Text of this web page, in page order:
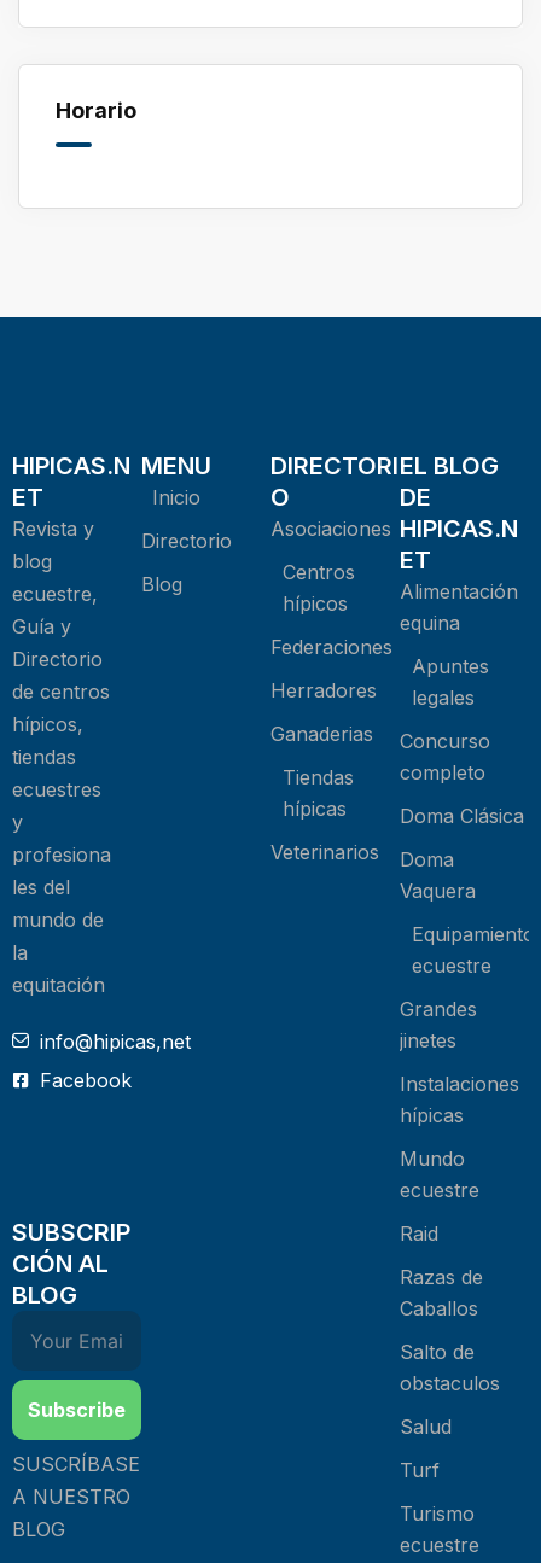
Horario
HIPICAS.N
ET
Revista y
blog
ecuestre,
Guía y
Directorio
de centros
hípicos,
tiendas
ecuestres
y
profesiona
les del
mundo de
la
equitación
info@hipicas,net
Facebook
SUBSCRIP
CIÓN AL
BLOG
Subscribe
SUSCRÍBASE
A NUESTRO
BLOG
MENU
Inicio
Directorio
Blog
DIRECTORI
O
Asociaciones
Centros
hípicos
Federaciones
Herradores
Ganaderias
Tiendas
hípicas
Veterinarios
EL BLOG
DE
HIPICAS.N
ET
Alimentación
equina
Apuntes
legales
Concurso
completo
Doma Clásica
Doma
Vaquera
Equipamiento
ecuestre
Grandes
jinetes
Instalaciones
hípicas
Mundo
ecuestre
Raid
Razas de
Caballos
Salto de
obstaculos
Salud
Turf
Turismo
ecuestre